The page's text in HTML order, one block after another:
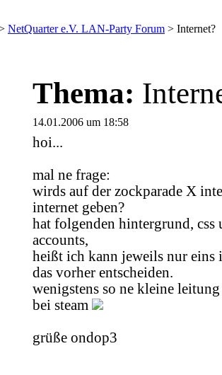
NetQuarter e.V. LAN-Party Forum > Internet?
Thema:
14.01.2006 um 18:58
hoi...
mal ne frage:
wirds auf der zockparade X
internet geben?
hat folgenden hintergrund, css
accounts,
heißt ich kann jeweils nur eins
das vorher entscheiden.
wenigstens so ne kleine
bei steam
grüße ondop3